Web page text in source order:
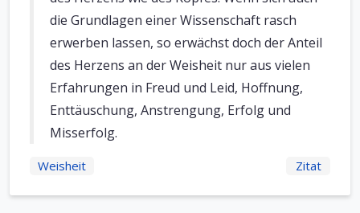
die Grundlagen einer Wissenschaft rasch
erwerben lassen, so erwächst doch der Anteil
des Herzens an der Weisheit nur aus vielen
Erfahrungen in Freud und Leid, Hoffnung,
Enttäuschung, Anstrengung, Erfolg und
Misserfolg.
Weisheit Zitat